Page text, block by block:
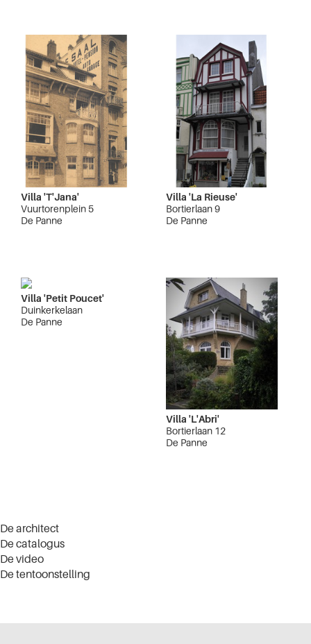
Villa 'T'Jana'
Vuurtorenplein 5
De Panne
Villa 'La Rieuse'
Bortierlaan 9
De Panne
Villa 'Petit Poucet'
Duinkerkelaan
De Panne
Villa 'L'Abri'
Bortierlaan 12
De Panne
De architect
De catalogus
De video
De tentoonstelling